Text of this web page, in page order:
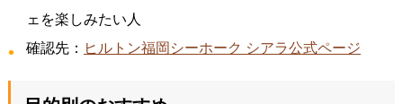
ェを楽しみたい人
確認先： ヒルトン福岡シーホーク シアラ公式ページ